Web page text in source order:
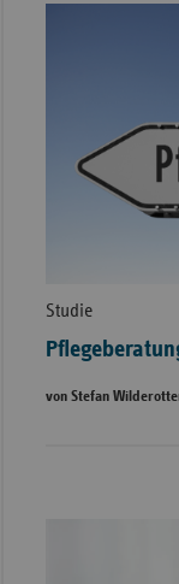
Studie
von Stefan